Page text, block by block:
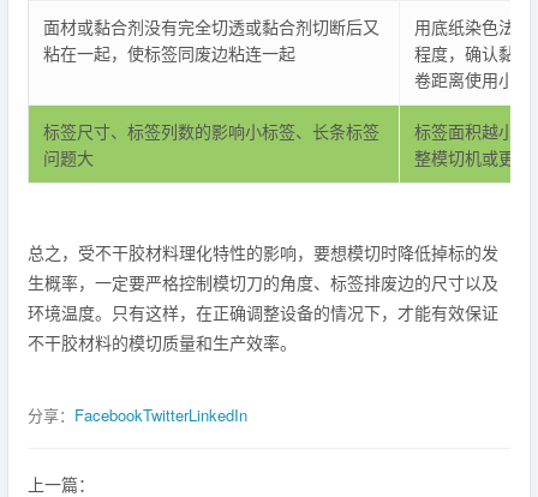
面材或黏合剂没有完全切透或黏合剂切断后又
粘在一起，使标签同废边粘连一起
用底纸染色法
程度，确认黏
卷距离使用小
标签尺寸、标签列数的影响小标签、长条标签
问题大
标签面积越小
整模切机或更
总之，受不干胶材料理化特性的影响，要想模切时降低掉标的发
生概率，一定要严格控制模切刀的角度、标签排废边的尺寸以及
环境温度。只有这样，在正确调整设备的情况下，才能有效保证
不干胶材料的模切质量和生产效率。
分享： FacebookTwitterLinkedIn
上一篇：